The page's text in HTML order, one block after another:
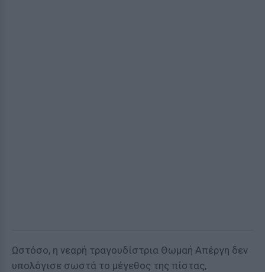
Ωστόσο, η νεαρή τραγουδίστρια Θωμαή Απέργη δεν
υπολόγισε σωστά το μέγεθος της πίστας,